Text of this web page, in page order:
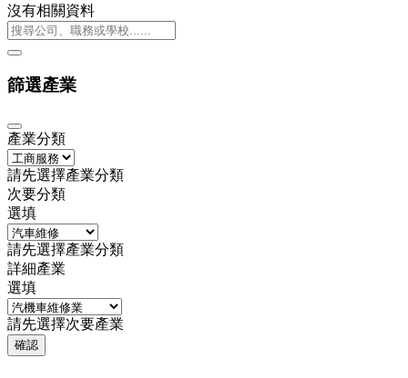
沒有相關資料
篩選產業
產業分類
請先選擇產業分類
次要分類
選填
請先選擇產業分類
詳細產業
選填
請先選擇次要產業
確認